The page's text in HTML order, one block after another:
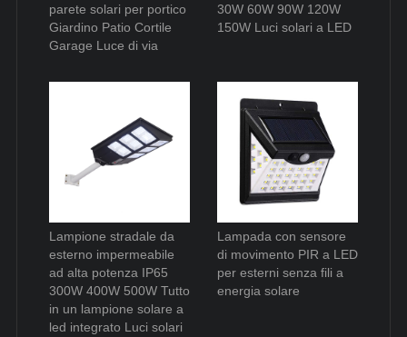
parete solari per portico
Giardino Patio Cortile
Garage Luce di via
30W 60W 90W 120W
150W Luci solari a LED
Lampione stradale da
esterno impermeabile
ad alta potenza IP65
300W 400W 500W Tutto
in un lampione solare a
led integrato Luci solari
Lampada con sensore
di movimento PIR a LED
per esterni senza fili a
energia solare